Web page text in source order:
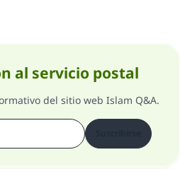
al servicio postal
del sitio web Islam Q&A.